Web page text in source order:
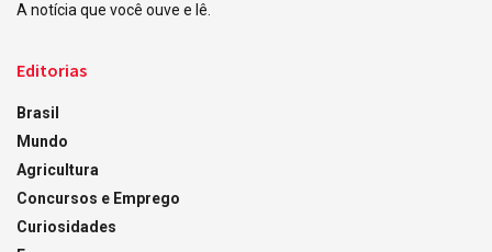
A notícia que você ouve e lê.
Editorias
Brasil
Mundo
Agricultura
Concursos e Emprego
Curiosidades